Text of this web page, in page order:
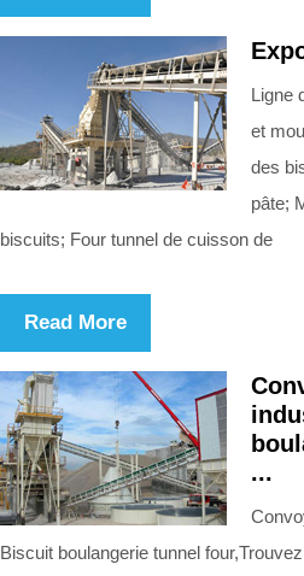
Ligne
et
des
pâte;
biscuits; Four tunnel de cuisson de
Read More
...
Biscuit boulangerie tunnel